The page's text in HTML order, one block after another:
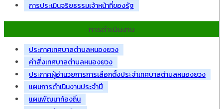
การประเมินจริยธรรมเจ้าหน้าที่ของรัฐ
การดำเนินงาน
ประกาศเทศบาลตำบลหนองยวง
คำสั่งเทศบาลตำบลหนองยวง
ประกาศผู้อำนวยการการเลือกตั้งประจำเทศบาลตำบลหนองยวง
แผนการดำเนินงานประจำปี
แผนพัฒนาท้องถิ่น